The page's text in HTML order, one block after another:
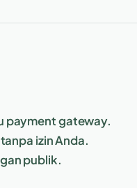
payment gateway.
izin Anda.
publik.